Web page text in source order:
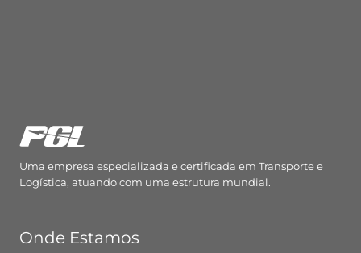
Uma empresa especializada e certificada em Transporte e
Logística, atuando com uma estrutura mundial.
Onde Estamos